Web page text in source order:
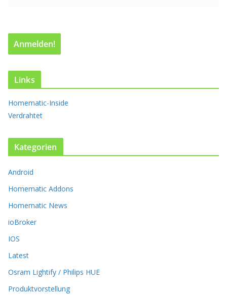
r
a
e
n
u
.
e
p
t
o
n
n
k
n
Links
Homematic-Inside
Verdrahtet
Kategorien
Android
Homematic Addons
Homematic News
ioBroker
IOS
Latest
Osram Lightify / Philips HUE
Produktvorstellung